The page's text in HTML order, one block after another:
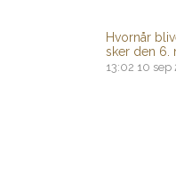
Hvornår
sker den 6.
13:02 10 sep